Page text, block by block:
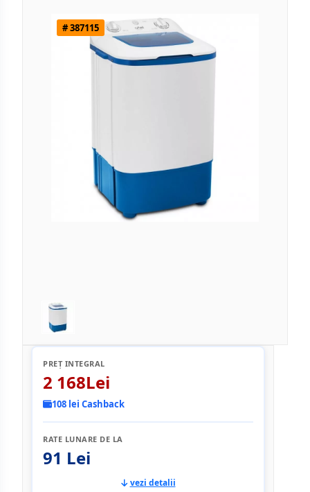
# 387115
PREȚ INTEGRAL
2 168Lei
108 lei Cashback
RATE LUNARE DE LA
91 Lei
vezi detalii